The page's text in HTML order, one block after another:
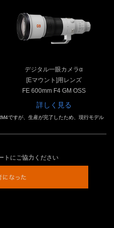
ですが、生産が完了したため、現行モデル
デジタル一眼カメラα
[Eマウント]用レンズ
FE 600mm F4 GM OSS
詳しく見る
トにご協力ください